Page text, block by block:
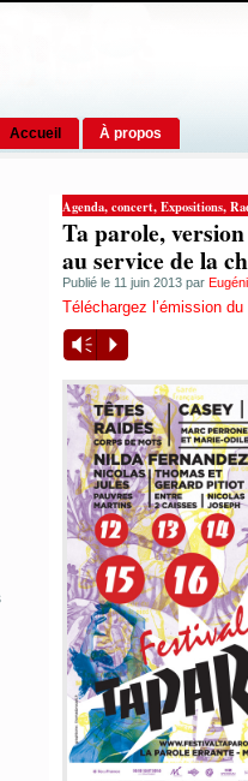
Accueil À propos
Agenda,concert,Expositions,
Ta parole,
au service de la
Publié le 11 juin 2013 par
Téléchargez l’émission
Vm P